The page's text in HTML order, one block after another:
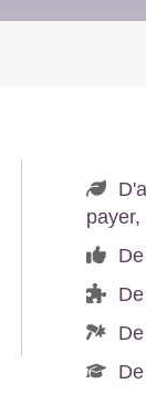
payer,